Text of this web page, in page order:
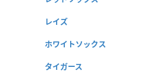
レイズ
ホワイトソックス
タイガース